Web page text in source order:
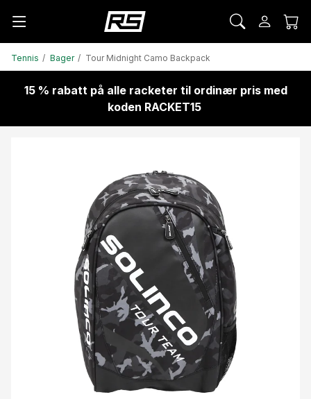
Tennis Bager Tour Midnight Camo Backpack
15 % rabatt på alle racketer til ordinær pris med
koden RACKET15